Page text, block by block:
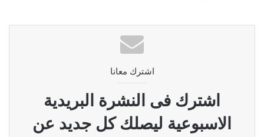
اشترك معانا
اشترك فى النشرة البريدية
الاسبوعية ليصلك كل جديد عن